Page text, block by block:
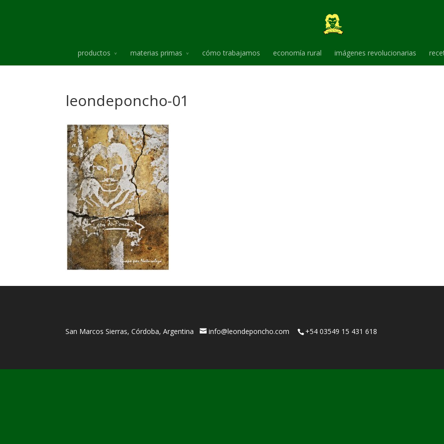
productos materias primas cómo trabajamos economía rural imágenes revolucionarias
leondeponcho-01
San Marcos Sierras, Córdoba, Argentina info@leondeponcho.com +54 03549 15 431 618